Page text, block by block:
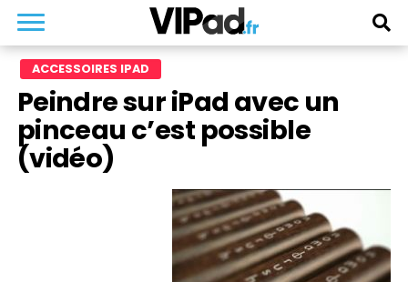
ACCESSOIRES IPAD
Peindre sur iPad avec un
pinceau c’est possible
(vidéo)